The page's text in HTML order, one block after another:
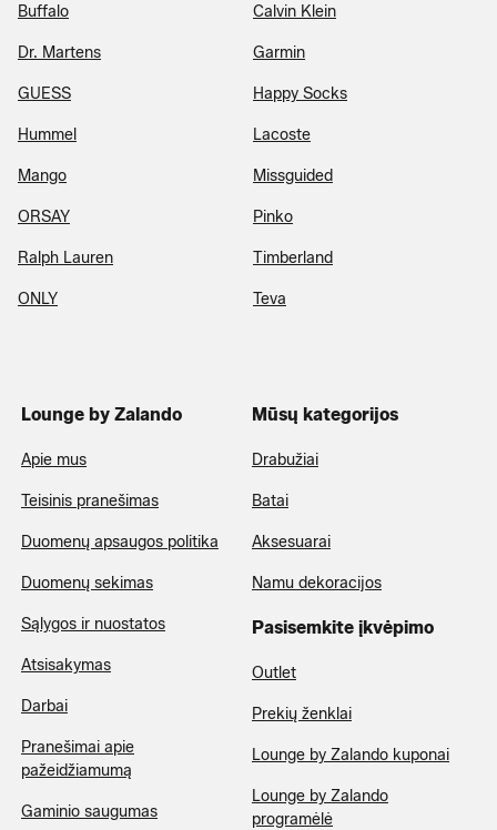
Buffalo Calvin Klein
Dr. Martens Garmin
GUESS Happy Socks
Hummel Lacoste
Mango Missguided
ORSAY Pinko
Ralph Lauren Timberland
ONLY Teva
Lounge by Zalando
Apie mus
Teisinis pranešimas
Duomenų apsaugos politika
Duomenų sekimas
Sąlygos ir nuostatos
Atsisakymas
Darbai
Pranešimai apie
pažeidžiamumą
Gaminio saugumas
Mūsų kategorijos
Drabužiai
Batai
Aksesuarai
Namu dekoracijos
Pasisemkite įkvėpimo
Outlet
Prekių ženklai
Lounge by Zalando kuponai
Lounge by Zalando
programėlė